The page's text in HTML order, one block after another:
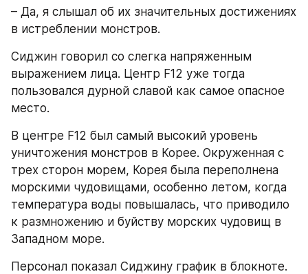
– Да, я слышал об их значительных достижениях
в истреблении монстров.
Сиджин говорил со слегка напряженным
выражением лица. Центр F12 уже тогда
пользовался дурной славой как самое опасное
место.
В центре F12 был самый высокий уровень
уничтожения монстров в Корее. Окруженная с
трех сторон морем, Корея была переполнена
морскими чудовищами, особенно летом, когда
температура воды повышалась, что приводило
к размножению и буйству морских чудовищ в
Западном море.
Персонал показал Сиджину график в блокноте.